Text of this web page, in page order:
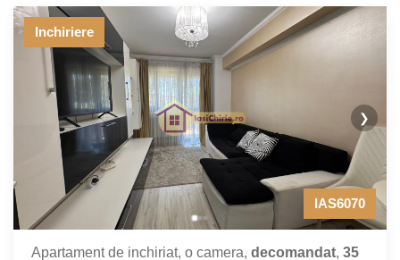
❯
Inchiriere
IAS6070
Apartament de inchiriat, o camera, decomandat, 35